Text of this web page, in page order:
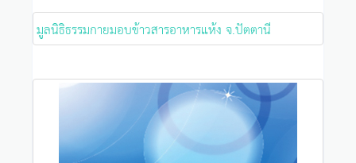
มูลนิธิธรรมกายมอบข้าวสารอาหารแห้ง จ.ปัตตานี